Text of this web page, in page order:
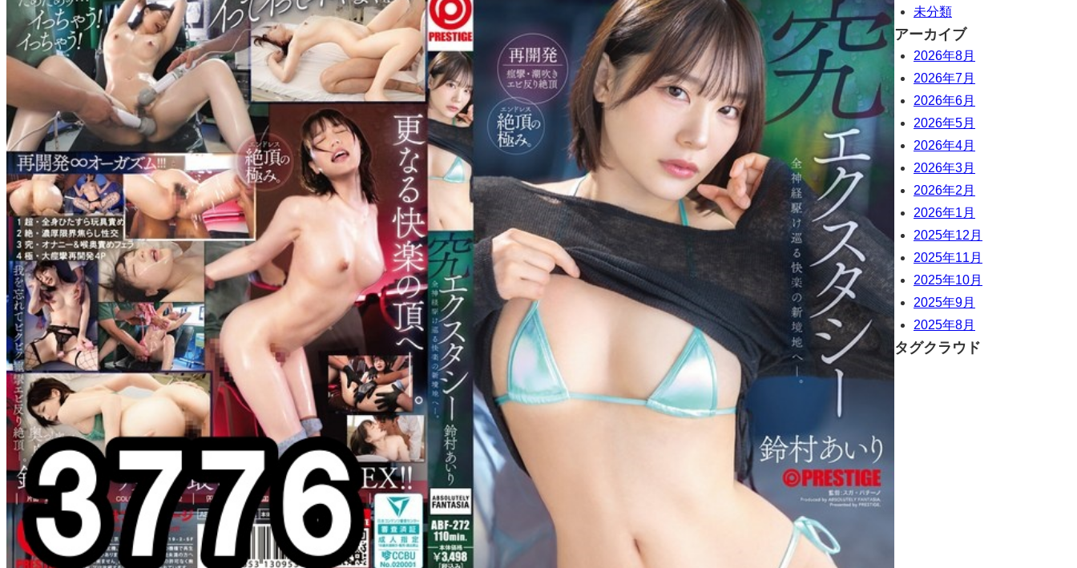
未分類
アーカイブ
2026年8月
2026年7月
2026年6月
2026年5月
2026年4月
2026年3月
2026年2月
2026年1月
2025年12月
2025年11月
2025年10月
2025年9月
2025年8月
タグクラウド